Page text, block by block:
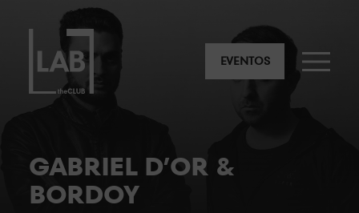
EVENTOS
GABRIEL D’OR &
BORDOY